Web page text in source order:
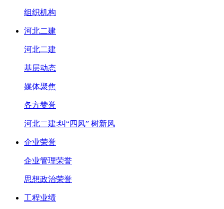
组织机构
河北二建
河北二建
基层动态
媒体聚焦
各方赞誉
河北二建:纠“四风” 树新风
企业荣誉
企业管理荣誉
思想政治荣誉
工程业绩